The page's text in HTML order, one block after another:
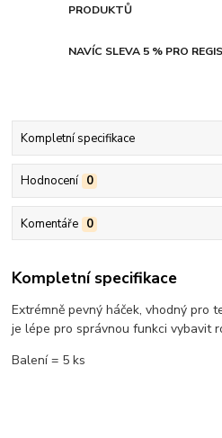
PRODUKTŮ
NAVÍC SLEVA 5 % PRO
Kompletní specifikace
Hodnocení 0
Komentáře 0
Kompletní specifikace
Extrémně pevný háček, vhodný pro
je lépe pro správnou funkci vybavit
Balení = 5 ks